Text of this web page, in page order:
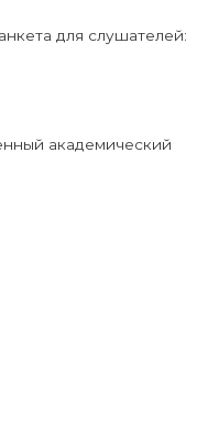
для слушателей:
академический